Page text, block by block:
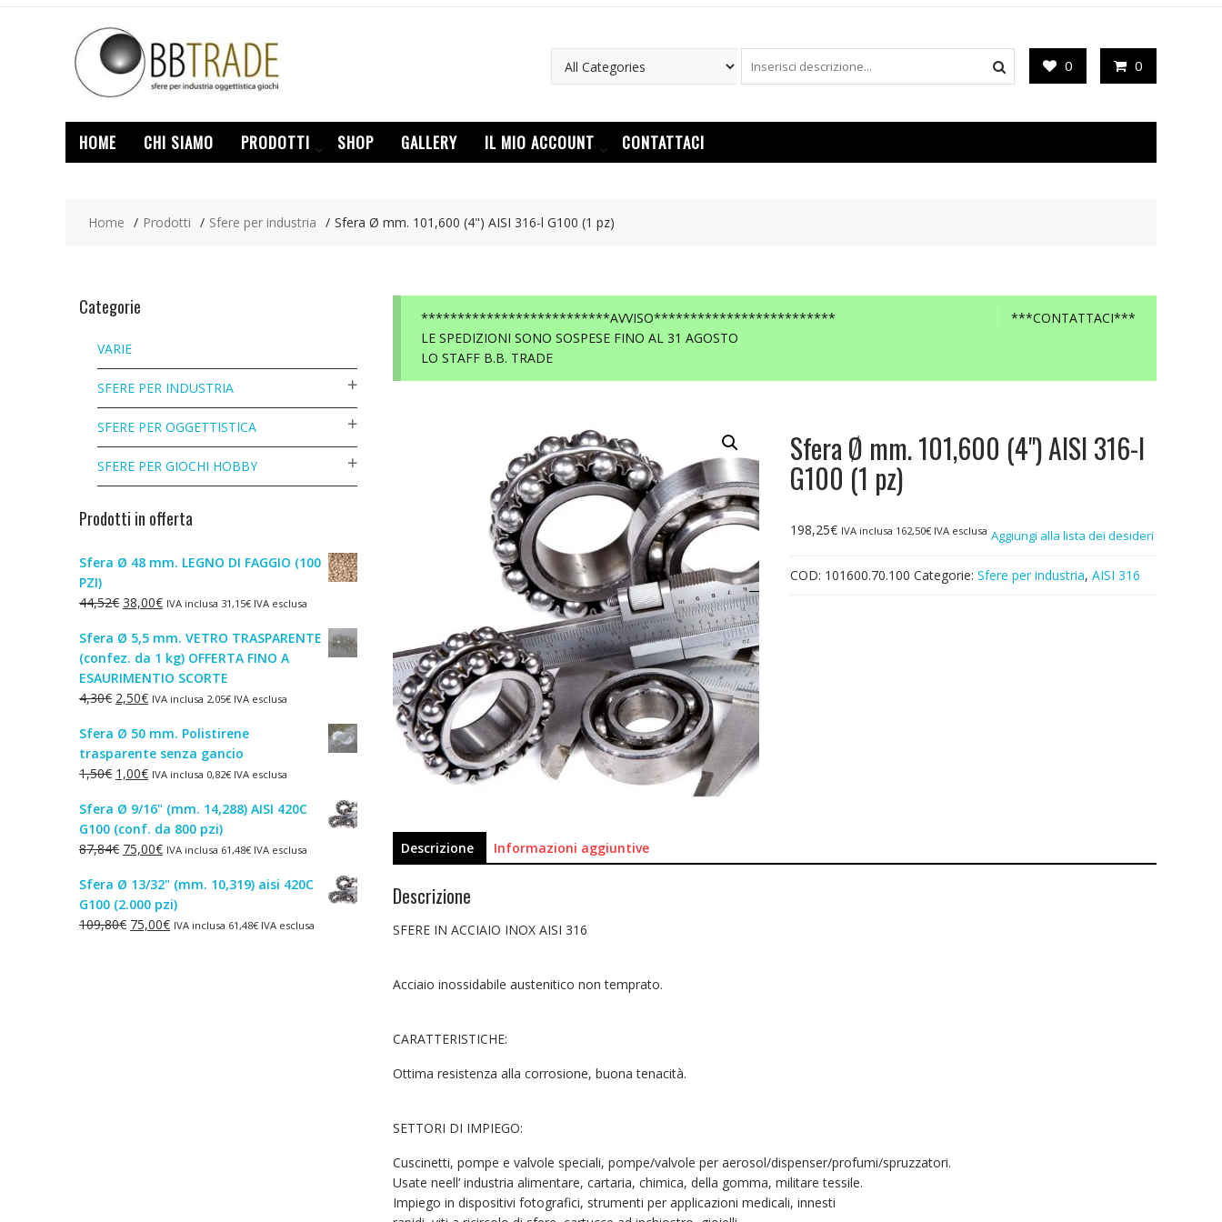
0 0
HOME CHI SIAMO PRODOTTI SHOP GALLERY IL MIO ACCOUNT CONTATTACI
Home Prodotti Sfere per industria Sfera Ø mm. 101,600 (4") AISI 316-l G100 (1 pz)
***CONTATTACI***
**************************AVVISO*************************
LE SPEDIZIONI SONO SOSPESE FINO AL 31 AGOSTO
LO STAFF B.B. TRADE
Sfera Ø mm. 101,600 (4") AISI 316-l
G100 (1 pz)
198,25€ IVA inclusa 162,50€IVA esclusa Aggiungi alla lista dei desideri
COD: 101600.70.100 Categorie: Sfere per industria, AISI 316
Descrizione Informazioni aggiuntive
Descrizione
SFERE IN ACCIAIO INOX AISI 316
Acciaio inossidabile austenitico non temprato.
CARATTERISTICHE:
Ottima resistenza alla corrosione, buona tenacità.
SETTORI DI IMPIEGO:
Cuscinetti, pompe e valvole speciali, pompe/valvole per aerosol/dispenser/profumi/spruzzatori.
Usate neell’ industria alimentare, cartaria, chimica, della gomma, militare tessile.
Impiego in dispositivi fotografici, strumenti per applicazioni medicali, innesti
Categorie
VARIE
SFERE PER INDUSTRIA
SFERE PER OGGETTISTICA
SFERE PER GIOCHI HOBBY
Prodotti in offerta
Sfera Ø 48 mm. LEGNO DI FAGGIO (100
PZI)
44,52€ Il
originale
era:
44,52€.
38,00€Il
attuale
è:
38,00€.
IVA inclusa 31,15€ IVA esclusa
Sfera Ø 5,5 mm. VETRO TRASPARENTE
(confez. da 1 kg) OFFERTA FINO A
ESAURIMENTIO SCORTE
4,30€ Il
originale
era:
4,30€.
2,50€Il
attuale
è:
2,50€.
IVA inclusa 2,05€ IVA esclusa
Sfera Ø 50 mm. Polistirene
trasparente senza gancio
1,50€ Il
originale
era:
1,50€.
1,00€Il
attuale
è:
1,00€.
IVA inclusa 0,82€ IVA esclusa
Sfera Ø 9/16" (mm. 14,288) AISI 420C
G100 (conf. da 800 pzi)
87,84€ Il
originale
era:
87,84€.
75,00€Il
attuale
è:
75,00€.
IVA inclusa 61,48€ IVA esclusa
Sfera Ø 13/32" (mm. 10,319) aisi 420C
G100 (2.000 pzi)
109,80€ Il
75,00€IlIVA inclusa 61,48€ IVA esclusa